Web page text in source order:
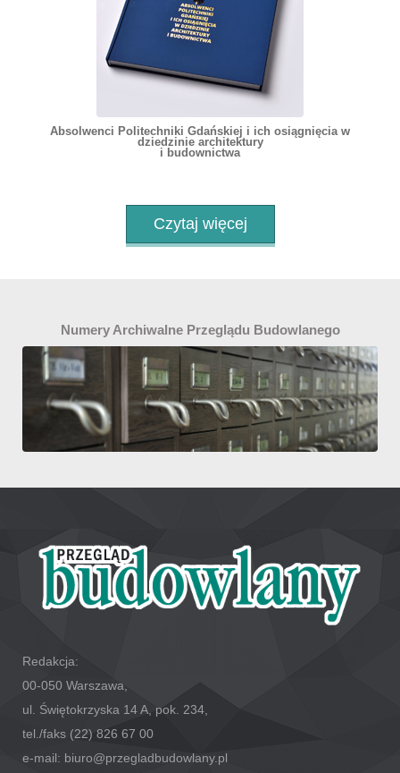
Absolwenci Politechniki Gdańskiej i ich osiągnięcia w
dziedzinie architektury
i budownictwa
Czytaj więcej
Numery Archiwalne Przeglądu Budowlanego
Redakcja:
00-050 Warszawa,
ul. Świętokrzyska 14 A, pok. 234,
tel./faks (22) 826 67 00
e-mail: biuro@przegladbudowlany.pl